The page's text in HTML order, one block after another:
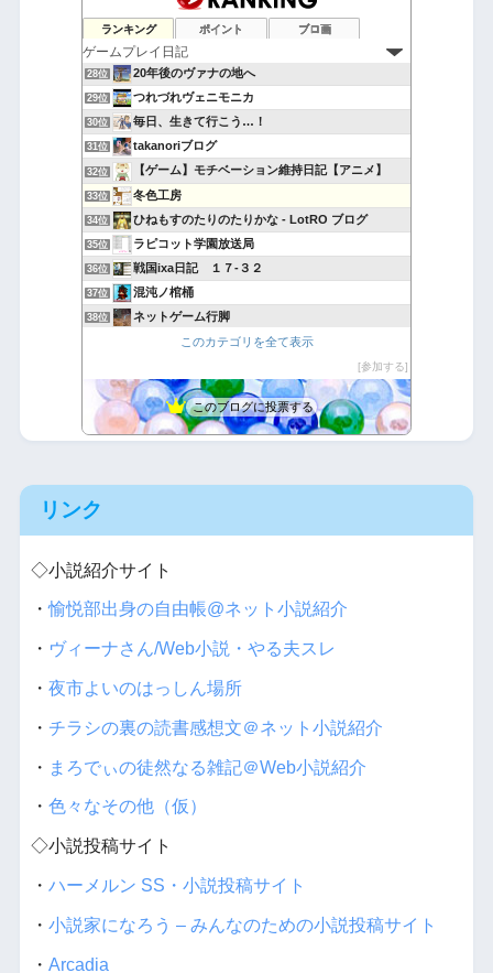
ランキング ポイント ブロ画
26位 ウィングオブハート
27位 萎えと飽きの狭間で
28位 20年後のヴァナの地へ
29位 つれづれヴェニモニカ
30位 毎日、生きて行こう…！
31位 takanoriブログ
32位 【ゲーム】モチベーション維持日記【アニメ】
33位 冬色工房
34位 ひねもすのたりのたりかな - LotRO ブログ
35位 ラピコット学園放送局
36位 戦国ixa日記 １７-３２
37位 混沌ノ棺桶
38位 ネットゲーム行脚
あきののんびりゲームブログ
このカテゴリを全て表示
参加する
このブログに投票する
リンク
◇小説紹介サイト
・愉悦部出身の自由帳@ネット小説紹介
・ ヴィーナさん/Web小説・やる夫スレ
・ 夜市よいのはっしん場所
・ チラシの裏の読書感想文＠ネット小説紹介
・ まろでぃの徒然なる雑記＠Web小説紹介
・ 色々なその他（仮）
◇小説投稿サイト
・ ハーメルン SS・小説投稿サイト
・ 小説家になろう – みんなのための小説投稿サイト
・ Arcadia